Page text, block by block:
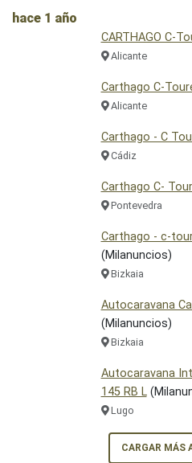
hace 1 año
CARTHAGO C-
Alicante
Carthago C-
Alicante
Carthago - C
Cádiz
Carthago C-
Pontevedra
Carthago - c-
(Milanuncios)
Bizkaia
Autocaravana
(Milanuncios)
Bizkaia
Autocaravana
145 RB L
Lugo
CARGAR MÁS